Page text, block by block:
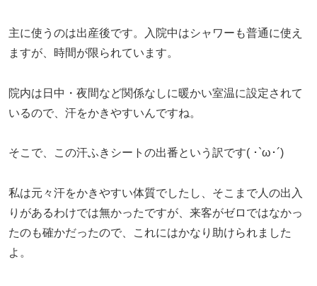
主に使うのは出産後です。入院中はシャワーも普通に使え
ますが、時間が限られています。
院内は日中・夜間など関係なしに暖かい室温に設定されて
いるので、汗をかきやすいんですね。
そこで、この汗ふきシートの出番という訳です( ･`ω･´)
私は元々汗をかきやすい体質でしたし、そこまで人の出入
りがあるわけでは無かったですが、来客がゼロではなかっ
たのも確かだったので、これにはかなり助けられました
よ。